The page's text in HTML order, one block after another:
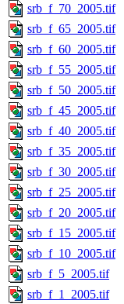
srb_f_70_2005.tif
srb_f_65_2005.tif
srb_f_60_2005.tif
srb_f_55_2005.tif
srb_f_50_2005.tif
srb_f_45_2005.tif
srb_f_40_2005.tif
srb_f_35_2005.tif
srb_f_30_2005.tif
srb_f_25_2005.tif
srb_f_20_2005.tif
srb_f_15_2005.tif
srb_f_10_2005.tif
srb_f_5_2005.tif
srb_f_1_2005.tif